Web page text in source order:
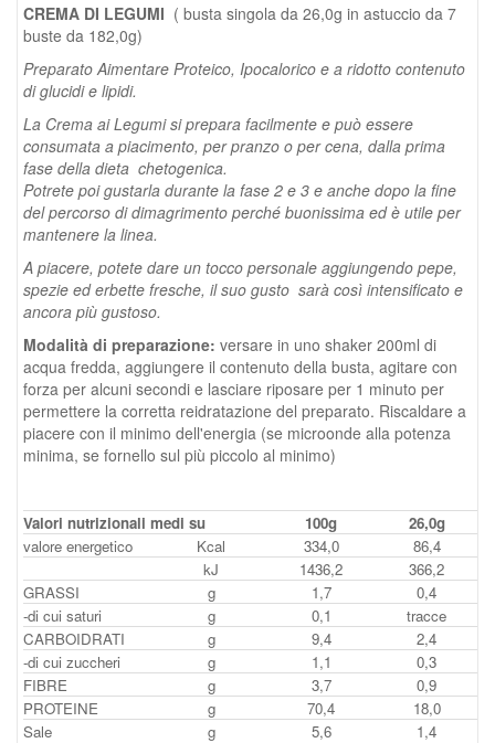
CREMA DI LEGUMI ( busta singola da 26,0g in astuccio da 7
buste da 182,0g)
Preparato Aimentare Proteico, Ipocalorico e a ridotto contenuto
di glucidi e lipidi.
La Crema ai Legumi si prepara facilmente e può essere
consumata a piacimento, per pranzo o per cena, dalla prima
fase della dieta chetogenica.
Potrete poi gustarla durante la fase 2 e 3 e anche dopo la fine
del percorso di dimagrimento perché buonissima ed è utile per
mantenere la linea.
A piacere, potete dare un tocco personale aggiungendo pepe,
spezie ed erbette fresche, il suo gusto sarà così intensificato e
ancora più gustoso.
Modalità di preparazione: versare in uno shaker 200ml di
acqua fredda, aggiungere il contenuto della busta, agitare con
forza per alcuni secondi e lasciare riposare per 1 minuto per
permettere la corretta reidratazione del preparato. Riscaldare a
piacere con il minimo dell'energia (se microonde alla potenza
minima, se fornello sul più piccolo al minimo)
Valori nutrizionali medi su 100g
26,0g
valore energetico
Kcal 334,0
86,4
kJ
1436,2
366,2
GRASSI
g 1,7
0,4
-di cui saturi
g 0,1
tracce
CARBOIDRATI
g 9,4
2,4
-di cui zuccheri
g 1,1
0,3
FIBRE
g 3,7
0,9
PROTEINE
g 70,4
18,0
Sale
g 5,6 1,4